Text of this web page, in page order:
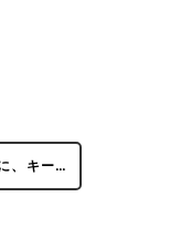
、キー…